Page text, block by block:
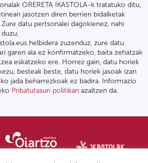
ORERETA IKASTOLA-k tratatuko ditu,
jasotzen diren berrien bidalketak
datu pertsonalei dagokienez, nahi
helbidera zuzenduz, zure datu
garen ala ez konfirmatzeko, baita zehatzak
eskatzeko ere. Horrez gain, datu horiek
besteak beste, datu horiek jasoak izan
jada beharrezkoak ez badira. Informazio
Pribatutasun politikan azaltzen da.